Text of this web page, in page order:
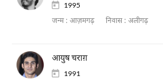
1995
जन्म : आज़मगढ़ निवास : अलीगढ़
आयुष चराग़
1991